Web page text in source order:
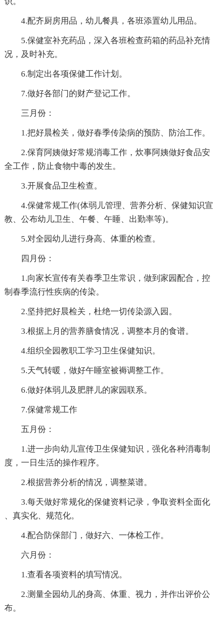
4.配齐厨房用品，幼儿餐具，各班添置幼儿用品。
5.保健室补充药品，深入各班检查药箱的药品补充情
况，及时补充。
6.制定出各项保健工作计划。
7.做好各部门的财产登记工作。
三月份：
1.把好晨检关，做好春季传染病的预防、防治工作。
2.保育阿姨做好常规消毒工作，炊事阿姨做好食品安
全工作，防止食物中毒的发生。
3.开展食品卫生检查。
4.保健常规工作(体弱儿管理、营养分析、保健知识宣
教、公布幼儿卫生、午餐、午睡、出勤率等)。
5.对全园幼儿进行身高、体重的检查。
四月份：
1.向家长宣传有关春季卫生常识，做到家园配合，控
制春季流行性疾病的传染。
2.坚持把好晨检关，杜绝一切传染源入园。
3.根据上月的营养膳食情况，调整本月的食谱。
4.组织全园教职工学习卫生保健知识。
5.天气转暖，做好午睡室被褥调整工作。
6.做好体弱儿及肥胖儿的家园联系。
7.保健常规工作
五月份：
1.进一步向幼儿宣传卫生保健知识，强化各种消毒制
度，一日生活的操作程序。
2.根据营养分析的情况，调整菜谱。
3.每天做好常规化的保健资料记录，争取资料全面化
、真实化、规范化。
4.配合防保部门，做好六、一体检工作。
六月份：
1.查看各项资料的填写情况。
2.测量全园幼儿的身高、体重、视力，并作出评价公
布。